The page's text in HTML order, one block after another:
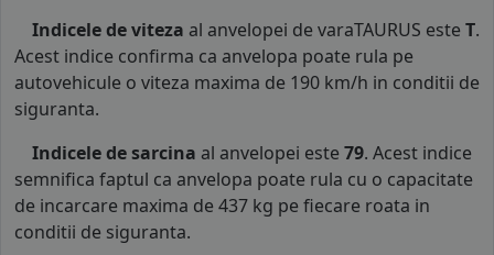
Indicele de viteza al anvelopei de varaTAURUS este T.
Acest indice confirma ca anvelopa poate rula pe
autovehicule o viteza maxima de 190 km/h in conditii de
siguranta.
Indicele de sarcina al anvelopei este 79. Acest indice
semnifica faptul ca anvelopa poate rula cu o capacitate
de incarcare maxima de 437 kg pe fiecare roata in
conditii de siguranta.